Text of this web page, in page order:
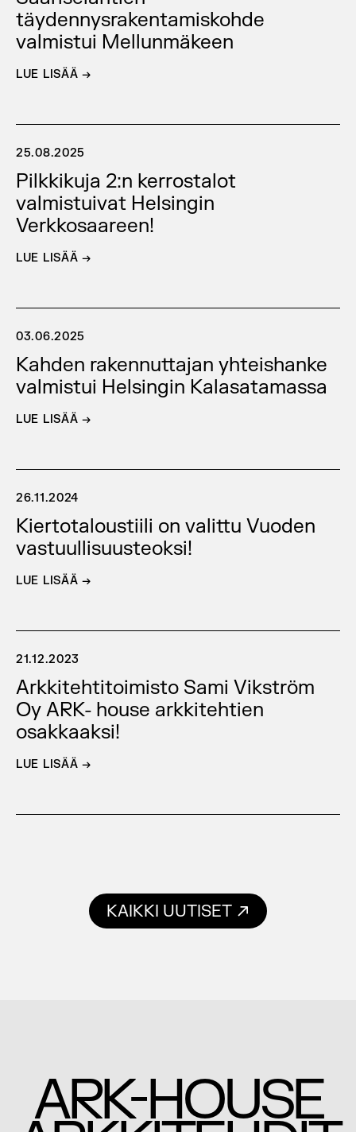
täydennysrakentamiskohde
valmistui Mellunmäkeen
LUE LISÄÄ →
25.08.2025
Pilkkikuja 2:n kerrostalot
valmistuivat Helsingin
Verkkosaareen!
LUE LISÄÄ →
03.06.2025
Kahden rakennuttajan yhteishanke
valmistui Helsingin Kalasatamassa
LUE LISÄÄ →
26.11.2024
Kiertotaloustiili on valittu Vuoden
vastuullisuusteoksi!
LUE LISÄÄ →
21.12.2023
Arkkitehtitoimisto Sami Vikström
Oy ARK- house arkkitehtien
osakkaaksi!
LUE LISÄÄ →
KAIKKI UUTISET
ARK-HOUSE